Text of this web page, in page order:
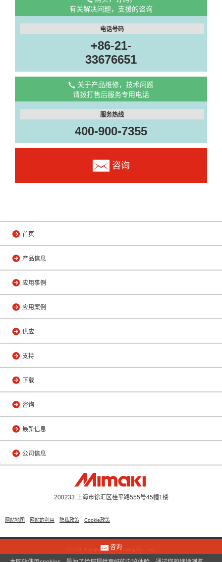
有关解决问题，支援的咨询
电话号码
+86-21-
33676651
关于产品维修，技术问题
请拨打售后服务专用电话
服务热线
400-900-7355
咨询
首页
产品信息
应用事例
应用案例
供应
支持
下载
咨询
最新信息
公司信息
200233 上海市徐汇区桂平路555号45幢1楼
网站地图 网站的利用 隐私政策 Cookie政策
© 2011 Shanghai Mimaki Trading Co., Ltd.
沪公网安备 31010402000799号
咨询